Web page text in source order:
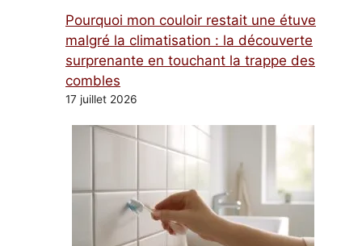
Pourquoi mon couloir restait une étuve
malgré la climatisation : la découverte
surprenante en touchant la trappe des
combles
17 juillet 2026